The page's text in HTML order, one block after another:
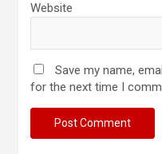
Website
Save my name,
for the next time I